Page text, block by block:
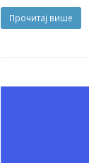
Прочитај више